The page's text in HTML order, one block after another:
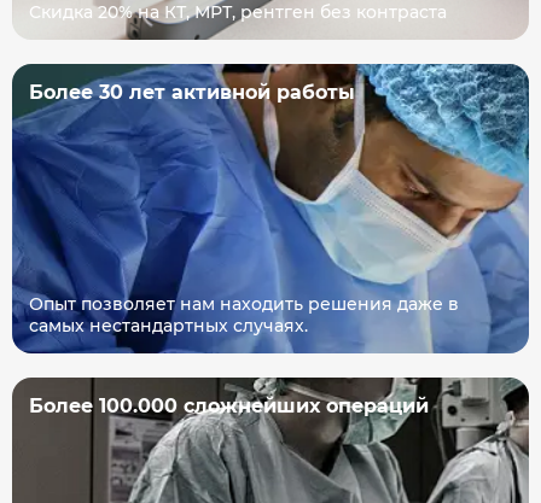
Скидка 20% на КТ, МРТ, рентген без контраста
Более 30 лет активной работы
Опыт позволяет нам находить решения даже в
самых нестандартных случаях.
Более 100.000 сложнейших операций